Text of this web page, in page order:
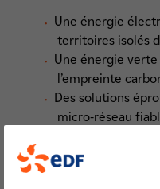
Une énergie
territoires isolés
Une énergie
l’empreinte
Des solutions
micro-réseau
Sur cette plateforme,
d’entreprises françaises